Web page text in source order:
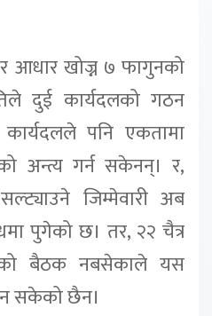
आधार खोज्न ७ फागुनको
दुई कार्यदलको गठन
पनि एकतामा
अन्त्य गर्न सकेनन्। र,
जिम्मेवारी अब
पुगेको छ। तर, २२ चैत्र
बैठक नबसेकाले यस
सकेको छैन।